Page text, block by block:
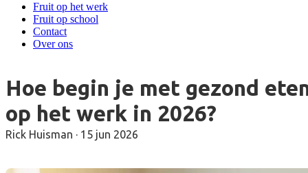
Fruit op het werk
Fruit op school
Contact
Over ons
Hoe begin je met gezond
op het werk in 2026?
Rick Huisman · 15 jun 2026